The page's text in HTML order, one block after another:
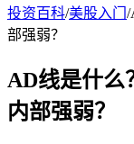
投资百科/美股入门 /
部强弱？
AD线是什么
内部强弱？